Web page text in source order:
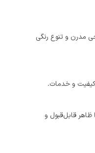
مدرن و تنوع رنگی
کیفیت و خدمات.
ظاهر قابل‌قبول و